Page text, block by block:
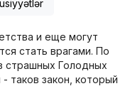
и еще могут
стать врагами. По
страшных Голодных
таков закон, который